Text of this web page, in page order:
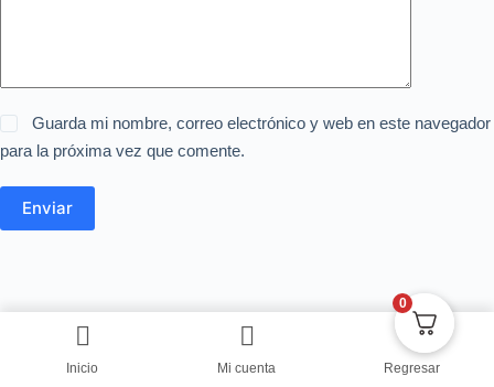
Guarda mi nombre, correo electrónico y web en este navegador
para la próxima vez que comente.
Enviar
Inicio Mi cuenta Regresar
0